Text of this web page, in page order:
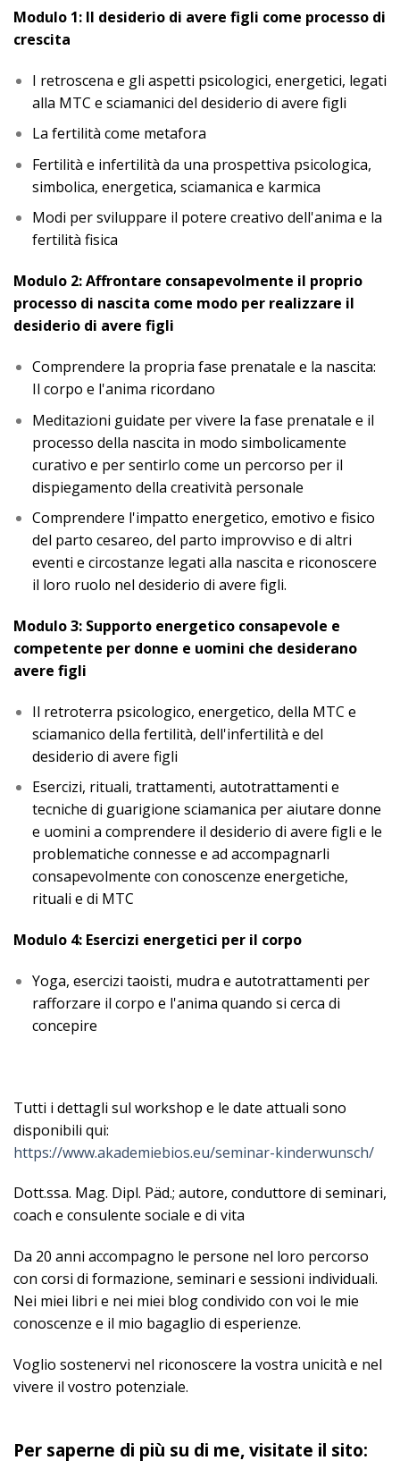
Modulo 1: Il desiderio di avere figli come processo di
crescita
I retroscena e gli aspetti psicologici, energetici, legati
alla MTC e sciamanici del desiderio di avere figli
La fertilità come metafora
Fertilità e infertilità da una prospettiva psicologica,
simbolica, energetica, sciamanica e karmica
Modi per sviluppare il potere creativo dell'anima e la
fertilità fisica
Modulo 2: Affrontare consapevolmente il proprio
processo di nascita come modo per realizzare il
desiderio di avere figli
Comprendere la propria fase prenatale e la nascita:
Il corpo e l'anima ricordano
Meditazioni guidate per vivere la fase prenatale e il
processo della nascita in modo simbolicamente
curativo e per sentirlo come un percorso per il
dispiegamento della creatività personale
Comprendere l'impatto energetico, emotivo e fisico
del parto cesareo, del parto improvviso e di altri
eventi e circostanze legati alla nascita e riconoscere
il loro ruolo nel desiderio di avere figli.
Modulo 3: Supporto energetico consapevole e
competente per donne e uomini che desiderano
avere figli
Il retroterra psicologico, energetico, della MTC e
sciamanico della fertilità, dell'infertilità e del
desiderio di avere figli
Esercizi, rituali, trattamenti, autotrattamenti e
tecniche di guarigione sciamanica per aiutare donne
e uomini a comprendere il desiderio di avere figli e le
problematiche connesse e ad accompagnarli
consapevolmente con conoscenze energetiche,
rituali e di MTC
Modulo 4: Esercizi energetici per il corpo
Yoga, esercizi taoisti, mudra e autotrattamenti per
rafforzare il corpo e l'anima quando si cerca di
concepire
Tutti i dettagli sul workshop e le date attuali sono
disponibili qui:
https://www.akademiebios.eu/seminar-kinderwunsch/
Dott.ssa. Mag. Dipl. Päd.; autore, conduttore di seminari,
coach e consulente sociale e di vita
Da 20 anni accompagno le persone nel loro percorso
con corsi di formazione, seminari e sessioni individuali.
Nei miei libri e nei miei blog condivido con voi le mie
conoscenze e il mio bagaglio di esperienze.
Voglio sostenervi nel riconoscere la vostra unicità e nel
vivere il vostro potenziale.
Per saperne di più su di me, visitate il sito: